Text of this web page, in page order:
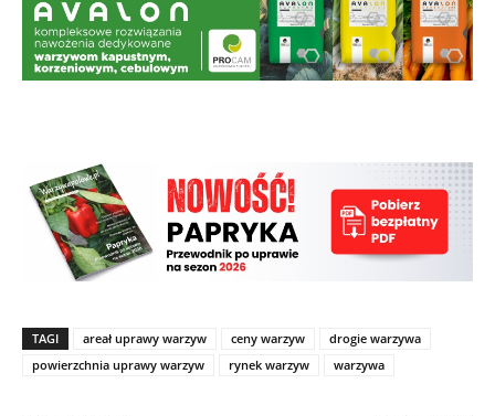
TAGI areał uprawy warzyw ceny warzyw
drogie warzywa
powierzchnia uprawy warzyw
rynek warzyw warzywa